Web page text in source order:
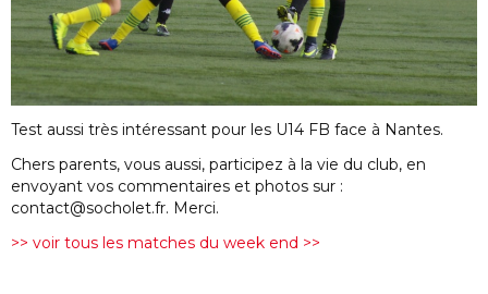
Test aussi très intéressant pour les U14 FB face à Nantes.
Chers parents, vous aussi, participez à la vie du club, en
envoyant vos commentaires et photos sur :
contact@socholet.fr. Merci.
>> voir tous les matches du week end >>